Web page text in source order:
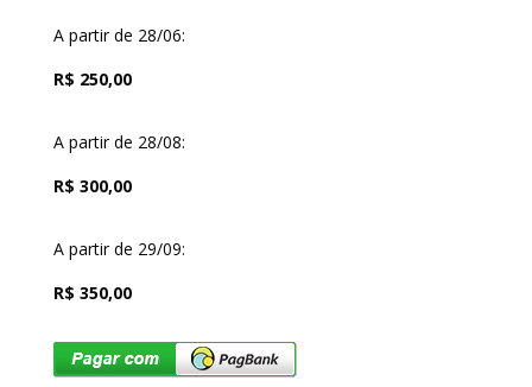
A partir de 28/06:
R$ 250,00
A partir de 28/08:
R$ 300,00
A partir de 29/09:
R$ 350,00